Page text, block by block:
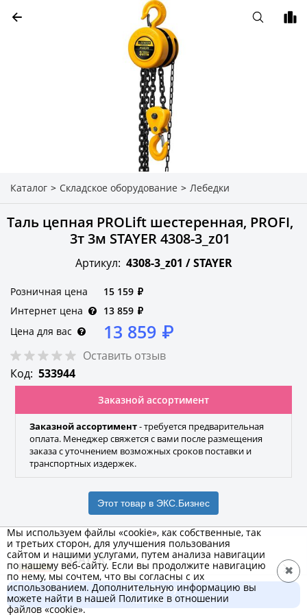
Каталог > Складское оборудование > Лебедки
Таль цепная PROLift шестеренная, PROFI,
3т 3м STAYER 4308-3_z01
Артикул: 4308-3_z01 /STAYER
Розничная цена 15 159 ₽
Интернет цена
13 859 ₽
Цена для вас
13 859 ₽
Оставить отзыв
Код: 533944
Заказной ассортимент
Заказной ассортимент- требуется предварительная
оплата. Менеджер свяжется с вами после размещения
заказа с уточнением возможных сроков поставки и
транспортных издержек.
Этот товар в ЭКС.Бизнес
STAYER
Бренд
В корзину
13 859 ₽
Мы используем файлы «cookie», как собственные, так
и третьих сторон, для улучшения пользования
сайтом и нашими услугами, путем анализа навигации
по нашему веб-сайту. Если вы продолжите навигацию
по нему, мы сочтем, что вы согласны с их
использованием. Дополнительную информацию вы
можете найти в нашей Политике в отношении
файлов «cookie».
✖